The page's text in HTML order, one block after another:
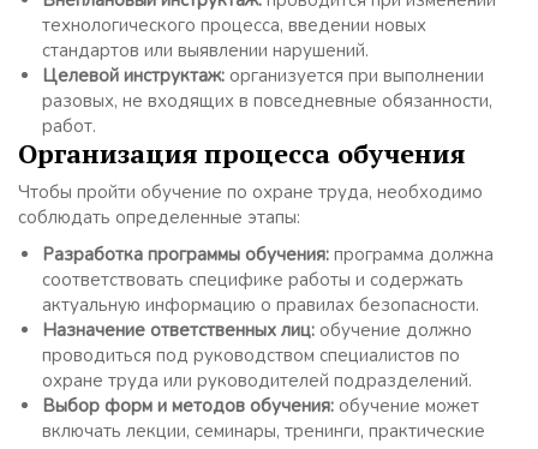
технологического процесса, введении новых
стандартов или выявлении нарушений.
Целевой инструктаж: организуется при выполнении
разовых, не входящих в повседневные обязанности,
работ.
Организация процесса обучения
Чтобы пройти обучение по охране труда, необходимо
соблюдать определенные этапы:
Разработка программы обучения: программа должна
соответствовать специфике работы и содержать
актуальную информацию о правилах безопасности.
Назначение ответственных лиц: обучение должно
проводиться под руководством специалистов по
охране труда или руководителей подразделений.
Выбор форм и методов обучения: обучение может
включать лекции, семинары, тренинги, практические